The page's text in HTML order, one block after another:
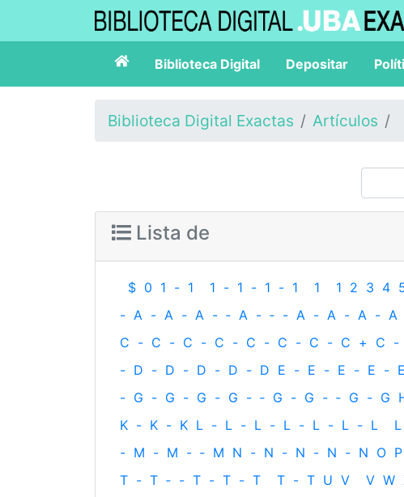
Biblioteca Digital Depositar
Biblioteca Digital Exactas Artículos
Lista de
$ 0 1 - 1 1 - 1 - 1 - 1 1 1 2 3 4
- A - A - A - ‐ A - ‐ - A - A - A - A
C - C - C - C - C - C - C - C + C -
- D - D - D - D - D E - E - E - E - E
- G - G - G - G - ‐ G - G - ‐ G - G
K - K - K L - L - L - L - L - L - L L
- M - M - ‐ M N - N - N - N - N O P
T - T ‐ - T - T - T T - T U V V W